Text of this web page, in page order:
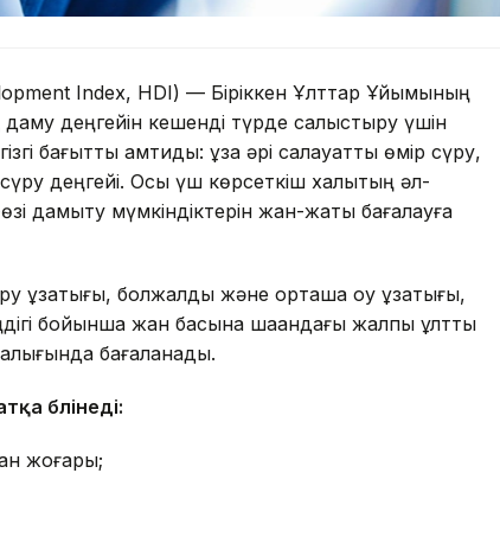
Index, HDI) — Біріккен Ұлттар Ұйымының
деңгейін кешенді түрде салыстыру үшін
бағытты қамтиды: ұзақ әрі салауатты өмір сүру,
сүру деңгейі. Осы үш көрсеткіш халықтың әл-
дамыту мүмкіндіктерін жан-жақты бағалауға
ұзақтығы, болжалды және орташа оқу ұзақтығы,
бойынша жан басына шаққандағы жалпы ұлттық
бағаланады.
бөлінеді:
жоғары;